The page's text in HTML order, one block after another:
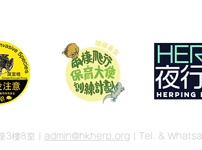
3樓8室 | admin@hkherp.org | Tel. &